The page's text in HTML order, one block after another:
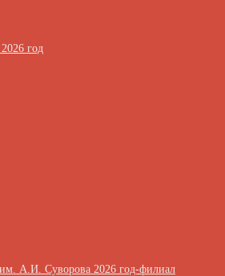
год
А.И. Суворова 2026 год-филиал